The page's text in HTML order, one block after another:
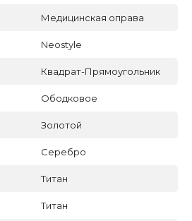
Медицинская оправа
Neostyle
Квадрат-Прямоугольник
Ободковое
Золотой
Серебро
Титан
Титан